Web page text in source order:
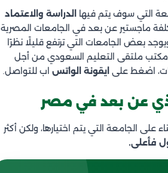
التي سوف يتم فيها
الدراسة والاعتماد
ماجستير عن بعد في الجامعات المصرية
في العام الواحد، ويوجد بعض الجامعات التي ترتفع قليلًا نظرًا
مكتب ملتقى التعليم السعودي من أجل
اضغط على ايقونة الواتس اب للتواصل.
عن بعد في مصر
الجامعة التي يتم اختيارها، ولكن أكثر
فأعلى.